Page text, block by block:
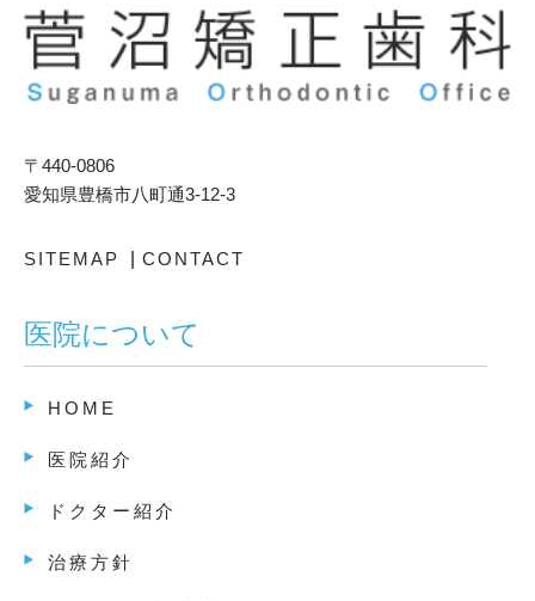
〒440-0806
愛知県豊橋市八町通3-12-3
SITEMAP CONTACT
医院について
HOME
医院紹介
ドクター紹介
治療方針